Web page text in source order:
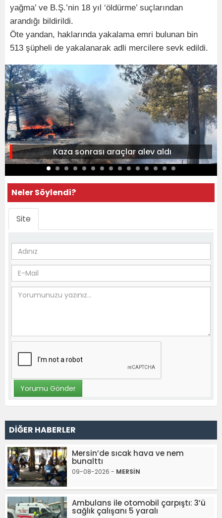
yağma’ ve B.Ş.’nin 18 yıl ‘öldürme’ suçlarından
arandığı bildirildi.
Öte yandan, haklarında yakalama emri bulunan bin
513 şüpheli de yakalanarak adli mercilere sevk edildi.
Kaza sonrası araçlar alev aldı
Neler Söylendi?
Site
DİĞER HABERLER
Mersin’de sıcak hava ve nem
bunalttı
09-08-2026 - MERSİN
Ambulans ile otomobil çarpıştı: 3’ü
sağlık çalışanı 5 yaralı